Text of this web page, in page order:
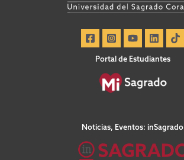
Portal de Estudiantes
Noticias, Eventos: inSagrado